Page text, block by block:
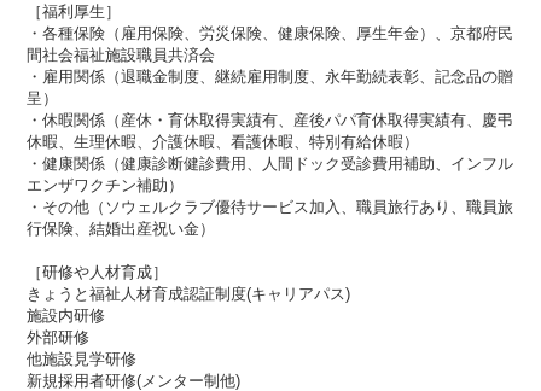
［福利厚生］
・各種保険（雇用保険、労災保険、健康保険、厚生年金）、​​京都府民
間社会福祉施設職員共済会
・雇用関係（退職金制度、継続雇用制度、永年勤続表彰、記念品の贈
呈）
・休暇関係（産休・育休取得実績有、産後パパ育休取得実績​​有、慶弔
休暇​​、生理休暇、介護休暇、看護休暇、特別有給休暇）
・健康関係（健康診断健診費用、人間ドック受診費用補助、インフル
エンザワクチン補助​​）
・その他（ソウェルクラブ優待サービス加入、職員旅行あり、職員旅
行保険、結婚出産祝い金）
［研修や人材育成］
きょうと福祉人材育成認証制度(キャリアパス)
施設内研修
外部研修
他施設見学研修
新規採用者研修(メンター制他)